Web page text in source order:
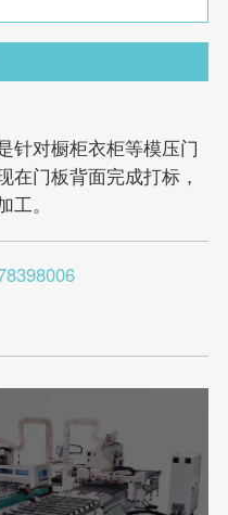
针对橱柜衣柜等模压门
在门板背面完成打标，
。